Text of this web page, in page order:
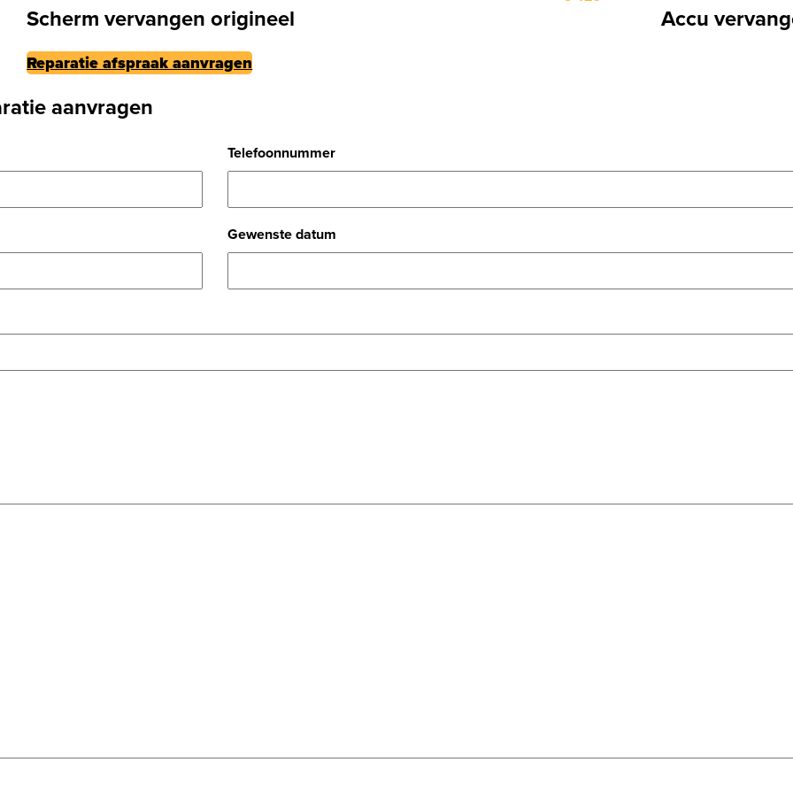
Scherm vervangen origineel Accu
Reparatie afspraak aanvragen
aanvragen
Telefoonnummer
Gewenste datum